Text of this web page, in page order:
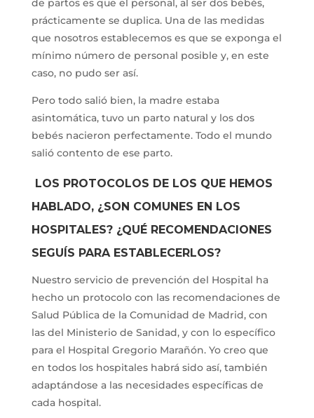
de partos es que el personal, al ser dos bebés,
prácticamente se duplica. Una de las medidas
que nosotros establecemos es que se exponga el
mínimo número de personal posible y, en este
caso, no pudo ser así.
Pero todo salió bien, la madre estaba
asintomática, tuvo un parto natural y los dos
bebés nacieron perfectamente. Todo el mundo
salió contento de ese parto.
LOS PROTOCOLOS DE LOS QUE HEMOS
HABLADO, ¿SON COMUNES EN LOS
HOSPITALES? ¿QUÉ RECOMENDACIONES
SEGUÍS PARA ESTABLECERLOS?
Nuestro servicio de prevención del Hospital ha
hecho un protocolo con las recomendaciones de
Salud Pública de la Comunidad de Madrid, con
las del Ministerio de Sanidad, y con lo específico
para el Hospital Gregorio Marañón. Yo creo que
en todos los hospitales habrá sido así, también
adaptándose a las necesidades específicas de
cada hospital.